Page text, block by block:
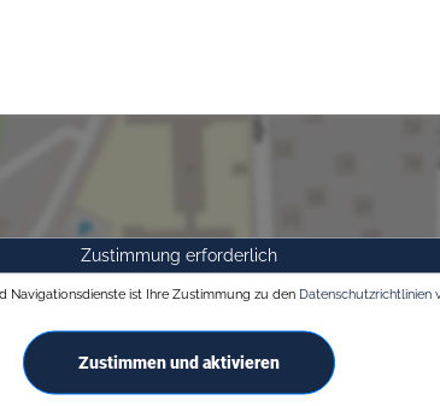
Zustimmung erforderlich
Navigationsdienste ist Ihre Zustimmung zu den Datenschutzrichtlinien
Zustimmen und aktivieren